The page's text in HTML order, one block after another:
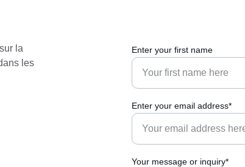
Enter your first name
Enter your email address*
Your message or inquiry*
la
les